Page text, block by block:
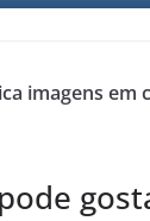
imagens em